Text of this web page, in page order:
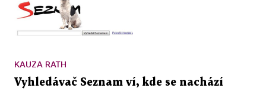
KAUZA RATH
Vyhledávač Seznam ví, kde se nachází